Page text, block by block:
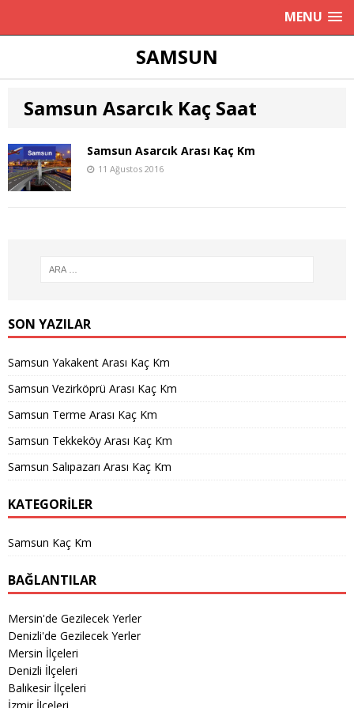
MENU
SAMSUN
Samsun Asarcık Kaç Saat
Samsun Asarcık Arası Kaç Km
11 Ağustos 2016
SON YAZILAR
Samsun Yakakent Arası Kaç Km
Samsun Vezirköprü Arası Kaç Km
Samsun Terme Arası Kaç Km
Samsun Tekkeköy Arası Kaç Km
Samsun Salıpazarı Arası Kaç Km
KATEGORILER
Samsun Kaç Km
BAĞLANTILAR
Mersin'de Gezilecek Yerler
Denizli'de Gezilecek Yerler
Mersin İlçeleri
Denizli İlçeleri
Balıkesir İlçeleri
İzmir İlçeleri